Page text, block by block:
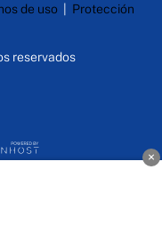
de uso| Protección
reservados
×